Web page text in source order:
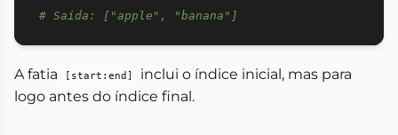
# Saída: ["apple", "banana"]
A fatia [start:end]
inclui o índice inicial, mas para
logo antes do índice final.